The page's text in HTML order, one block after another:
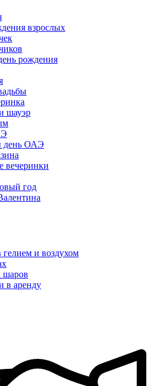
взрослых
рождения
шауэр
день ОАЭ
вечеринки
год
и воздухом
шаров
в аренду